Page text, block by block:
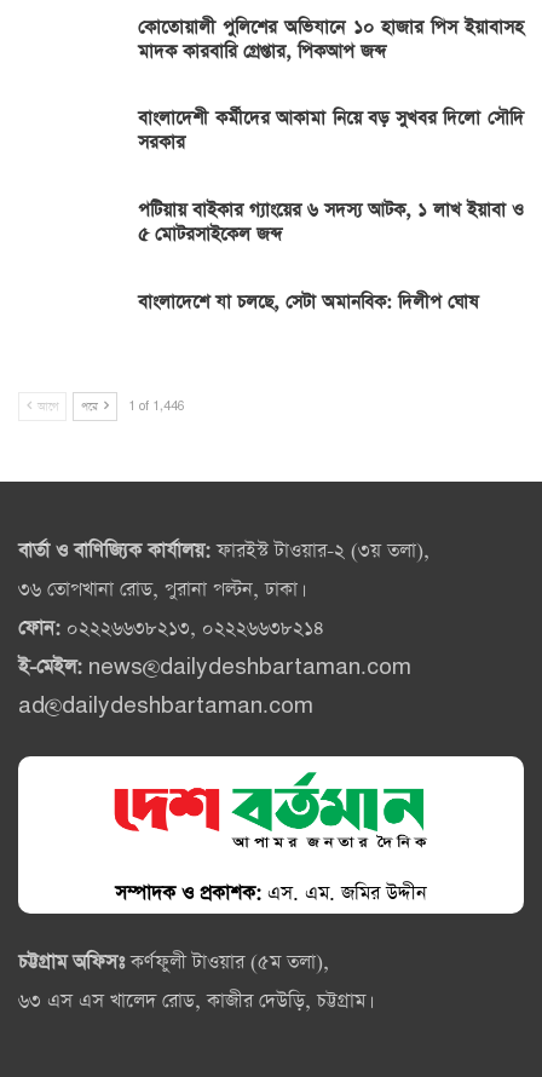
কোতোয়ালী পুলিশের অভিযানে ১০ হাজার পিস ইয়াবাসহ
মাদক কারবারি গ্রেপ্তার, পিকআপ জব্দ
বাংলাদেশী কর্মীদের আকামা নিয়ে বড় সুখবর দিলো সৌদি
সরকার
পটিয়ায় বাইকার গ্যাংয়ের ৬ সদস্য আটক, ১ লাখ ইয়াবা ও
৫ মোটরসাইকেল জব্দ
বাংলাদেশে যা চলছে, সেটা অমানবিক: দিলীপ ঘোষ
আগে পরে 1 of 1,446
বার্তা ও বাণিজ্যিক কার্যালয়:ফারইস্ট টাওয়ার-২ (৩য় তলা),
৩৬ তোপখানা রোড, পুরানা পল্টন, ঢাকা।
ফোন: ০২২২৬৬৩৮২১৩, ০২২২৬৬৩৮২১৪
ই-মেইল: news@dailydeshbartaman.com
ad@dailydeshbartaman.com
সম্পাদক ও প্রকাশক: এস. এম. জমির উদ্দীন
চট্টগ্রাম অফিসঃকর্ণফুলী টাওয়ার (৫ম তলা),
৬৩ এস এস খালেদ রোড, কাজীর দেউড়ি, চট্টগ্রাম।